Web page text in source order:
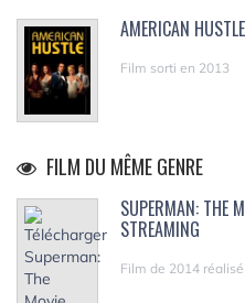
AMERICAN
Film sorti en 2013
FILM DU MÊME GENRE
SUPERMAN: THE
STREAMING
Film de 2014